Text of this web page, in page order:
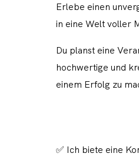
Erlebe einen
in eine Welt voller
Du planst eine
hochwertige und
einem Erfolg zu
✅ Ich biete eine